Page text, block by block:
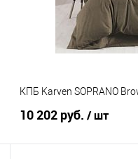
КПБ Karven SOPRANO
10 202 руб. / шт